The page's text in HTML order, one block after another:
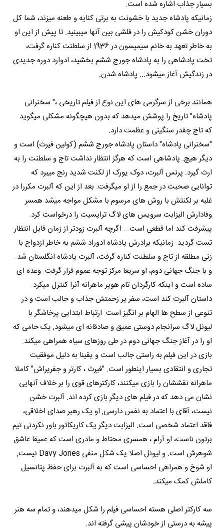
بسیار جذاب اشاره شده است.
زمانیکه پادشاه جدید با خشونت به برتی کنایه و طعنه میزند، شما کل
دوران خشن کودکیش را در فلشی بین آنها میبینید. تا پیش از این او
به خاطر تعهد به خانم سیمپسون در 1936 از سلطنت کناره گرفت،
تخت پادشاهی را به پادشاه جورج ششم بخشید، ادوارد دوره جدیدی
در زندگیش آغاز میشود... پادشاه شدن.
همانند برخی از سرگرمی های این نوع از فیلم تاریخی ،" سخنرانی
پادشاه" تاریخ را پوشش میدهد که بدون هیچگونه مشکلی میگوید
که تاج چقدر سنگینی و عظمت دارد.
"سخنرانی پادشاه" داستان پادشاه جورج ششم (کولین فیرث) است و
دیگر هیچ. پادشاهی است که هرگز انتظار نداشت تاج و سلطنت را به
ارث گیرد. پرنس آلبرت، دوک یورک از لکنت شدید رنج میبرد که
توانایی صحبت در جمع را از او میگرفت. بعد از این که آلبرت مکررا در
غلبه بر لکنتش با روش های مرسوم با مشکل مواجه میشد همسر
وفادارش الیزابت سرویس های لاگ تراپسیت را درخواست کرد.
پیشرفت کند اما قطعی است... اگرچه آلبرت زودتر از زمان قابل انتظار
تست گردید. زمانیکه برادرش پادشاه ادوراد ششم به خاطر ازدواج با
زنی مطلقه از تاج و سلطنت کناره گرفت، آلبرت پادشاه انگلستان شد.
و با جنگ جهانی دوم، او سریعا مرکز توجه عموم قرار گرفت. وعده ای
ساده است و اینکه کارگردان تام هوپر ماهرانه آنرا کنترل میکرد.
داستان آلبرت کند است، سفر پر زحمتش جذاب و جالب است و در
تنوعی از سطح ها الهام بر انگیز است. ارتباط ابتدایی پرخاشگر با
لیونل لاگ سرانجام دوستی عمیق و صادقانه ای میشود, یک حامی که
او را در آغاز جنگ جهانی دوم در طی روزهای سیاه همراهی میکند.
بازی در این فیلم به راستی جالب است و یقینا به دلیل موفقیت
تجاری و انتقادی بسیار اینطور است. "فیرث ، کارتر و جفریراش" کاملا
ماهرانه نقششان را بازی میکنند، کارکترهای قوی را بر خلاف آنهایی
نشان می دهد که در فیلم های دیگر بازی کرده اند. آلبرت خشن
نیست، آقای با اعتماد به نفس دارسی, او یک رهبر صدای اخلاقی،
فاقد اعتماد شخصی است. الیزابت دیگر یک کاریکاتور باور نکردنی تیم
برتون ناست، او آرام ، همسری محتاط و مادری است که عمیقا عاشق
شوهرش است. و لیونل اصلا یک شکل منفی Davy Jones نیست,
او شوخ و همراهی احساسی است که به آلبرت برای حفظ پتانسیل
کاملش کمک میکند.
سه کارکتر اصلی هسته احساسی فیلم را شکل میدهند، و تمام سه هنر
پیشه به درستی از خودشان پیشی گرفته اند.